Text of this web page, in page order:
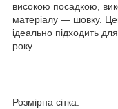
високою посадкою,
матеріалу — шовку.
ідеально підходить
року.
Розмірна сітка: